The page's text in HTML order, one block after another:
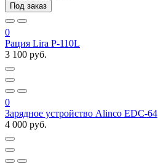
Под заказ
0
Рация Lira P-110L
3 100 руб.
0
Зарядное устройство Alinco EDC-64
4 000 руб.